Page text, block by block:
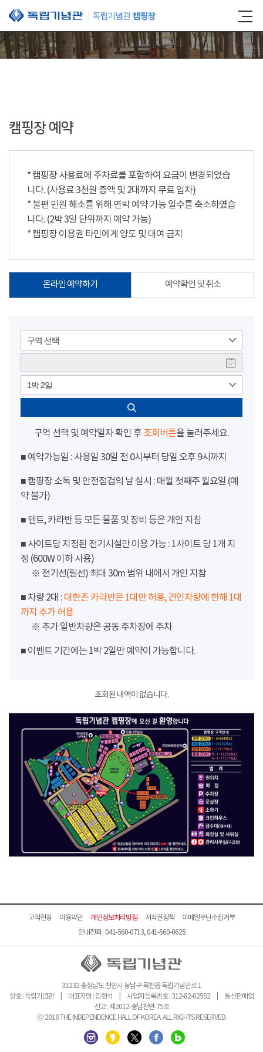
본문 바로가기
캠핑장 예약
* 캠핑장 사용료에 주차료를 포함하여 요금이 변경되었습
니다. (사용료 3천원 증액 및 2대까지 무료 입차)
* 불편 민원 해소를 위해 연박 예약 가능 일수를 축소하였습
니다. (2박 3일 단위까지 예약 가능)
* 캠핑장 이용권 타인에게 양도 및 대여 금지
온라인 예약하기 예약확인 및 취소
구역 선택
1박 2일
구역 선택 및 예약일자 확인 후 조회버튼을 눌러주세요.
■ 예약가능일 : 사용일 30일 전 0시부터 당일 오후 9시까지
■ 캠핑장 소독 및 안전점검의 날 실시 : 매월 첫째주 월요일 (예
약 불가)
■ 텐트, 카라반 등 모든 물품 및 장비 등은 개인 지참
■ 사이트당 지정된 전기시설만 이용 가능 : 1사이트 당 1개 지
정 (600W 이하 사용)
※ 전기선(릴선) 최대 30m 범위 내에서 개인 지참
■ 차량 2대 : 대한존 카라반은 1대만 허용, 견인차량에 한해 1대
까지 추가 허용
※ 추가 일반차량은 공동 주차장에 주차
■ 이벤트 기간에는 1박 2일만 예약이 가능합니다.
조회된 내역이 없습니다.
고객헌장 이용약관 개인정보처리방침 저작권정책
이메일무단수집거부
안내전화 041-560-0713, 041-560-0625
31232 충청남도 천안시 동남구 목천읍 독립기념관로 1
상호 : 독립기념관 | 대표자명 : 김형석 | 사업자등록번호 : 312-82-02552 | 통신판매업
신고 : 제2012-충남천안-75호
ⓒ 2018 THE INDEPENDENCE HALL OF KOREA. ALL RIGHTS RESERVED.